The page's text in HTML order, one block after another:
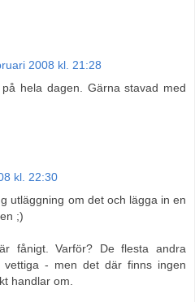
2008 kl. 21:28
hela dagen. Gärna stavad med
kl. 22:30
utläggning om det och lägga in en
;)
fånigt. Varför? De flesta andra
vettiga - men det där finns ingen
handlar om.